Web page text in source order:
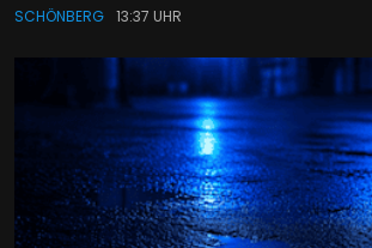
SCHÖNBERG 13:37 UHR